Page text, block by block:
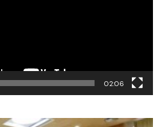
02:06